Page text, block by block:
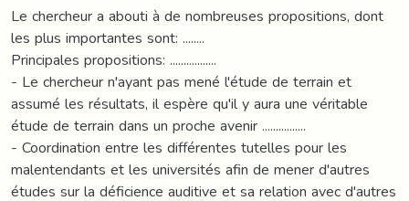
Le chercheur a abouti à de nombreuses propositions, dont
les plus importantes sont: ........
Principales propositions: .................
- Le chercheur n'ayant pas mené l'étude de terrain et
assumé les résultats, il espère qu'il y aura une véritable
étude de terrain dans un proche avenir ................
- Coordination entre les différentes tutelles pour les
malentendants et les universités afin de mener d'autres
études sur la déficience auditive et sa relation avec d'autres